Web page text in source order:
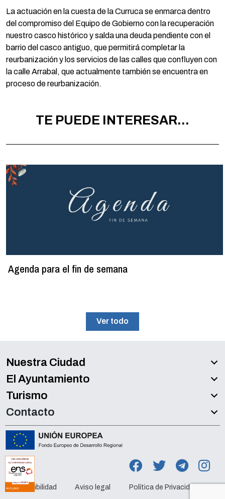
La actuación en la cuesta de la Curruca se enmarca dentro
del compromiso del Equipo de Gobierno con la recuperación
nuestro casco histórico y salda una deuda pendiente con el
barrio del casco antiguo, que permitirá completar la
reurbanización y los servicios de las calles que confluyen con
la calle Arrabal, que actualmente también se encuentra en
proceso de reurbanización.
TE PUEDE INTERESAR...
Agenda para el fin de semana
Ver todo
Nuestra Ciudad
El Ayuntamiento
Turismo
Contacto
Accesibilidad Aviso legal Política de Privacidad